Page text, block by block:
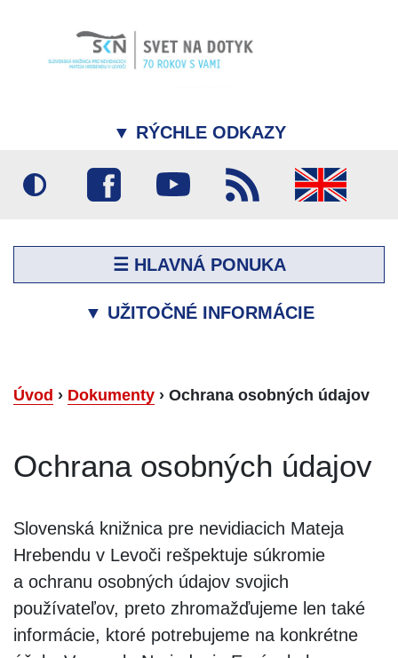
▼ RÝCHLE ODKAZY
☰ HLAVNÁ PONUKA
▼ UŽITOČNÉ INFORMÁCIE
Úvod › Dokumenty › Ochrana osobných údajov
Ochrana osobných údajov
Slovenská knižnica pre nevidiacich Mateja
Hrebendu v Levoči rešpektuje súkromie
a ochranu osobných údajov svojich
používateľov, preto zhromažďujeme len také
informácie, ktoré potrebujeme na konkrétne